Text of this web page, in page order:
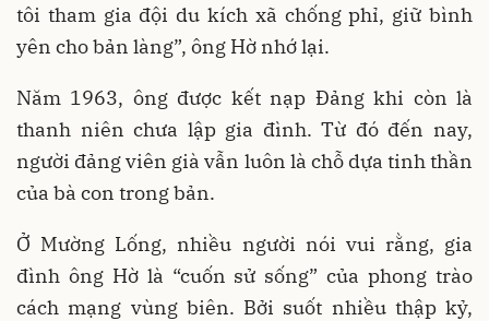
tôi tham gia đội du kích xã chống phỉ, giữ bình
yên cho bản làng”, ông Hờ nhớ lại.
Năm 1963, ông được kết nạp Đảng khi còn là
thanh niên chưa lập gia đình. Từ đó đến nay,
người đảng viên già vẫn luôn là chỗ dựa tinh thần
của bà con trong bản.
Ở Mường Lống, nhiều người nói vui rằng, gia
đình ông Hờ là “cuốn sử sống” của phong trào
cách mạng vùng biên. Bởi suốt nhiều thập kỷ,